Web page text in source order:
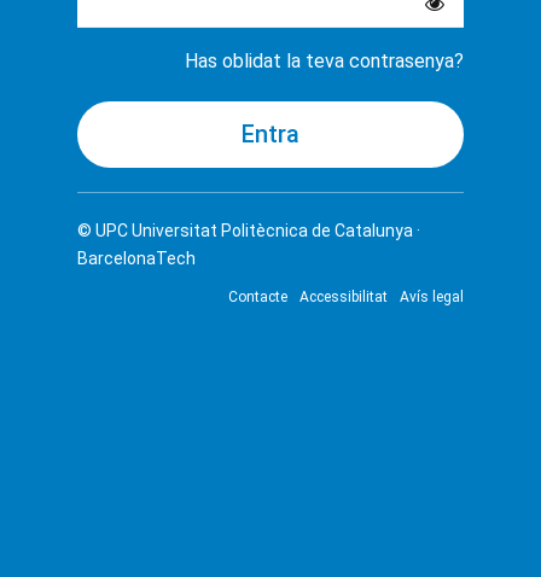
Has oblidat la teva contrasenya?
© UPCUniversitat Politècnica de Catalunya ·
BarcelonaTech
Contacte Accessibilitat Avís legal